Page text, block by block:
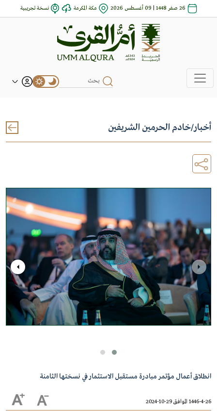
26 صفر 1448 | 09 أغسطس 2026 مكة المكرمة نسخة تجريبية
أخبار/خادم الحرمين الشريفين
انطلاق أعمال مؤتمر مبادرة مستقبل الاستثمار في نسختها الثامنة
1446-4-26 الموافق 29-10-2024